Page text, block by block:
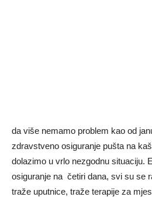
da više nemamo problem kao od
zdravstveno osiguranje pušta na
dolazimo u vrlo nezgodnu situaciju.
osiguranje na četiri dana, svi su se
traže uputnice, traže terapije za